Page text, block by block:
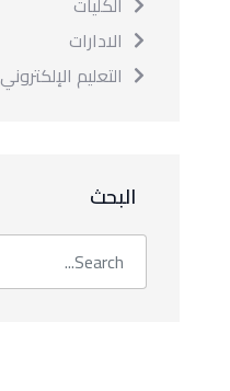
الادارات
التعليم الإلكتروني
البحث